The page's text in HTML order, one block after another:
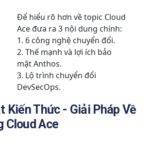
Để hiểu rõ hơn về topic Cloud
Ace đưa ra 3 nội dung chính:
1. 6 công nghệ chuyển đổi.
2. Thế mạnh và lợi ích bảo
mật Anthos.
3. Lộ trình chuyển đổi
DevSecOps.
Kiến Thức - Giải Pháp Về
Cloud Ace